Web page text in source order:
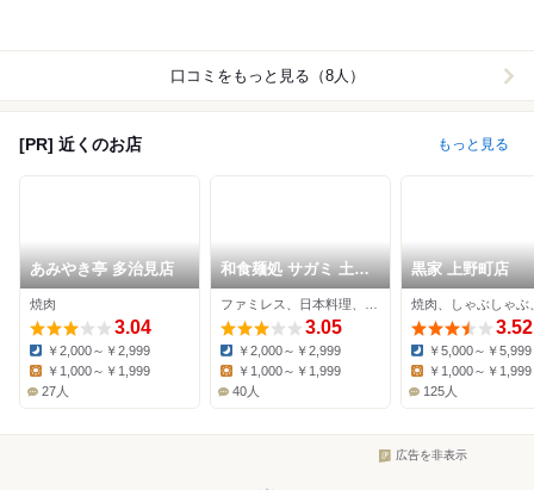
口コミをもっと見る（8人）
[PR] 近くのお店 もっと見る
あみやき亭 多治見店
焼肉
3.04
Dinner:
￥2,000～￥2,999
Lunch:
￥1,000～￥1,999
27人
和食麺処 サガミ 土岐
店
3.05
Dinner:
￥2,000～￥2,999
Lunch:
￥1,000～￥1,999
40人
黒家 上野町店
3.52
Dinner:
￥5,000～￥5,999
￥1,000～￥1,999
125人
広告を非表示